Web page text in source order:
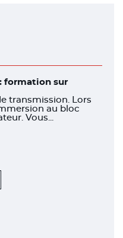
formation sur
transmission. Lors
au bloc
Vous...